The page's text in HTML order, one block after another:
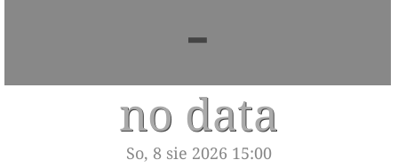
-
no data
So, 8 sie 2026 15:00